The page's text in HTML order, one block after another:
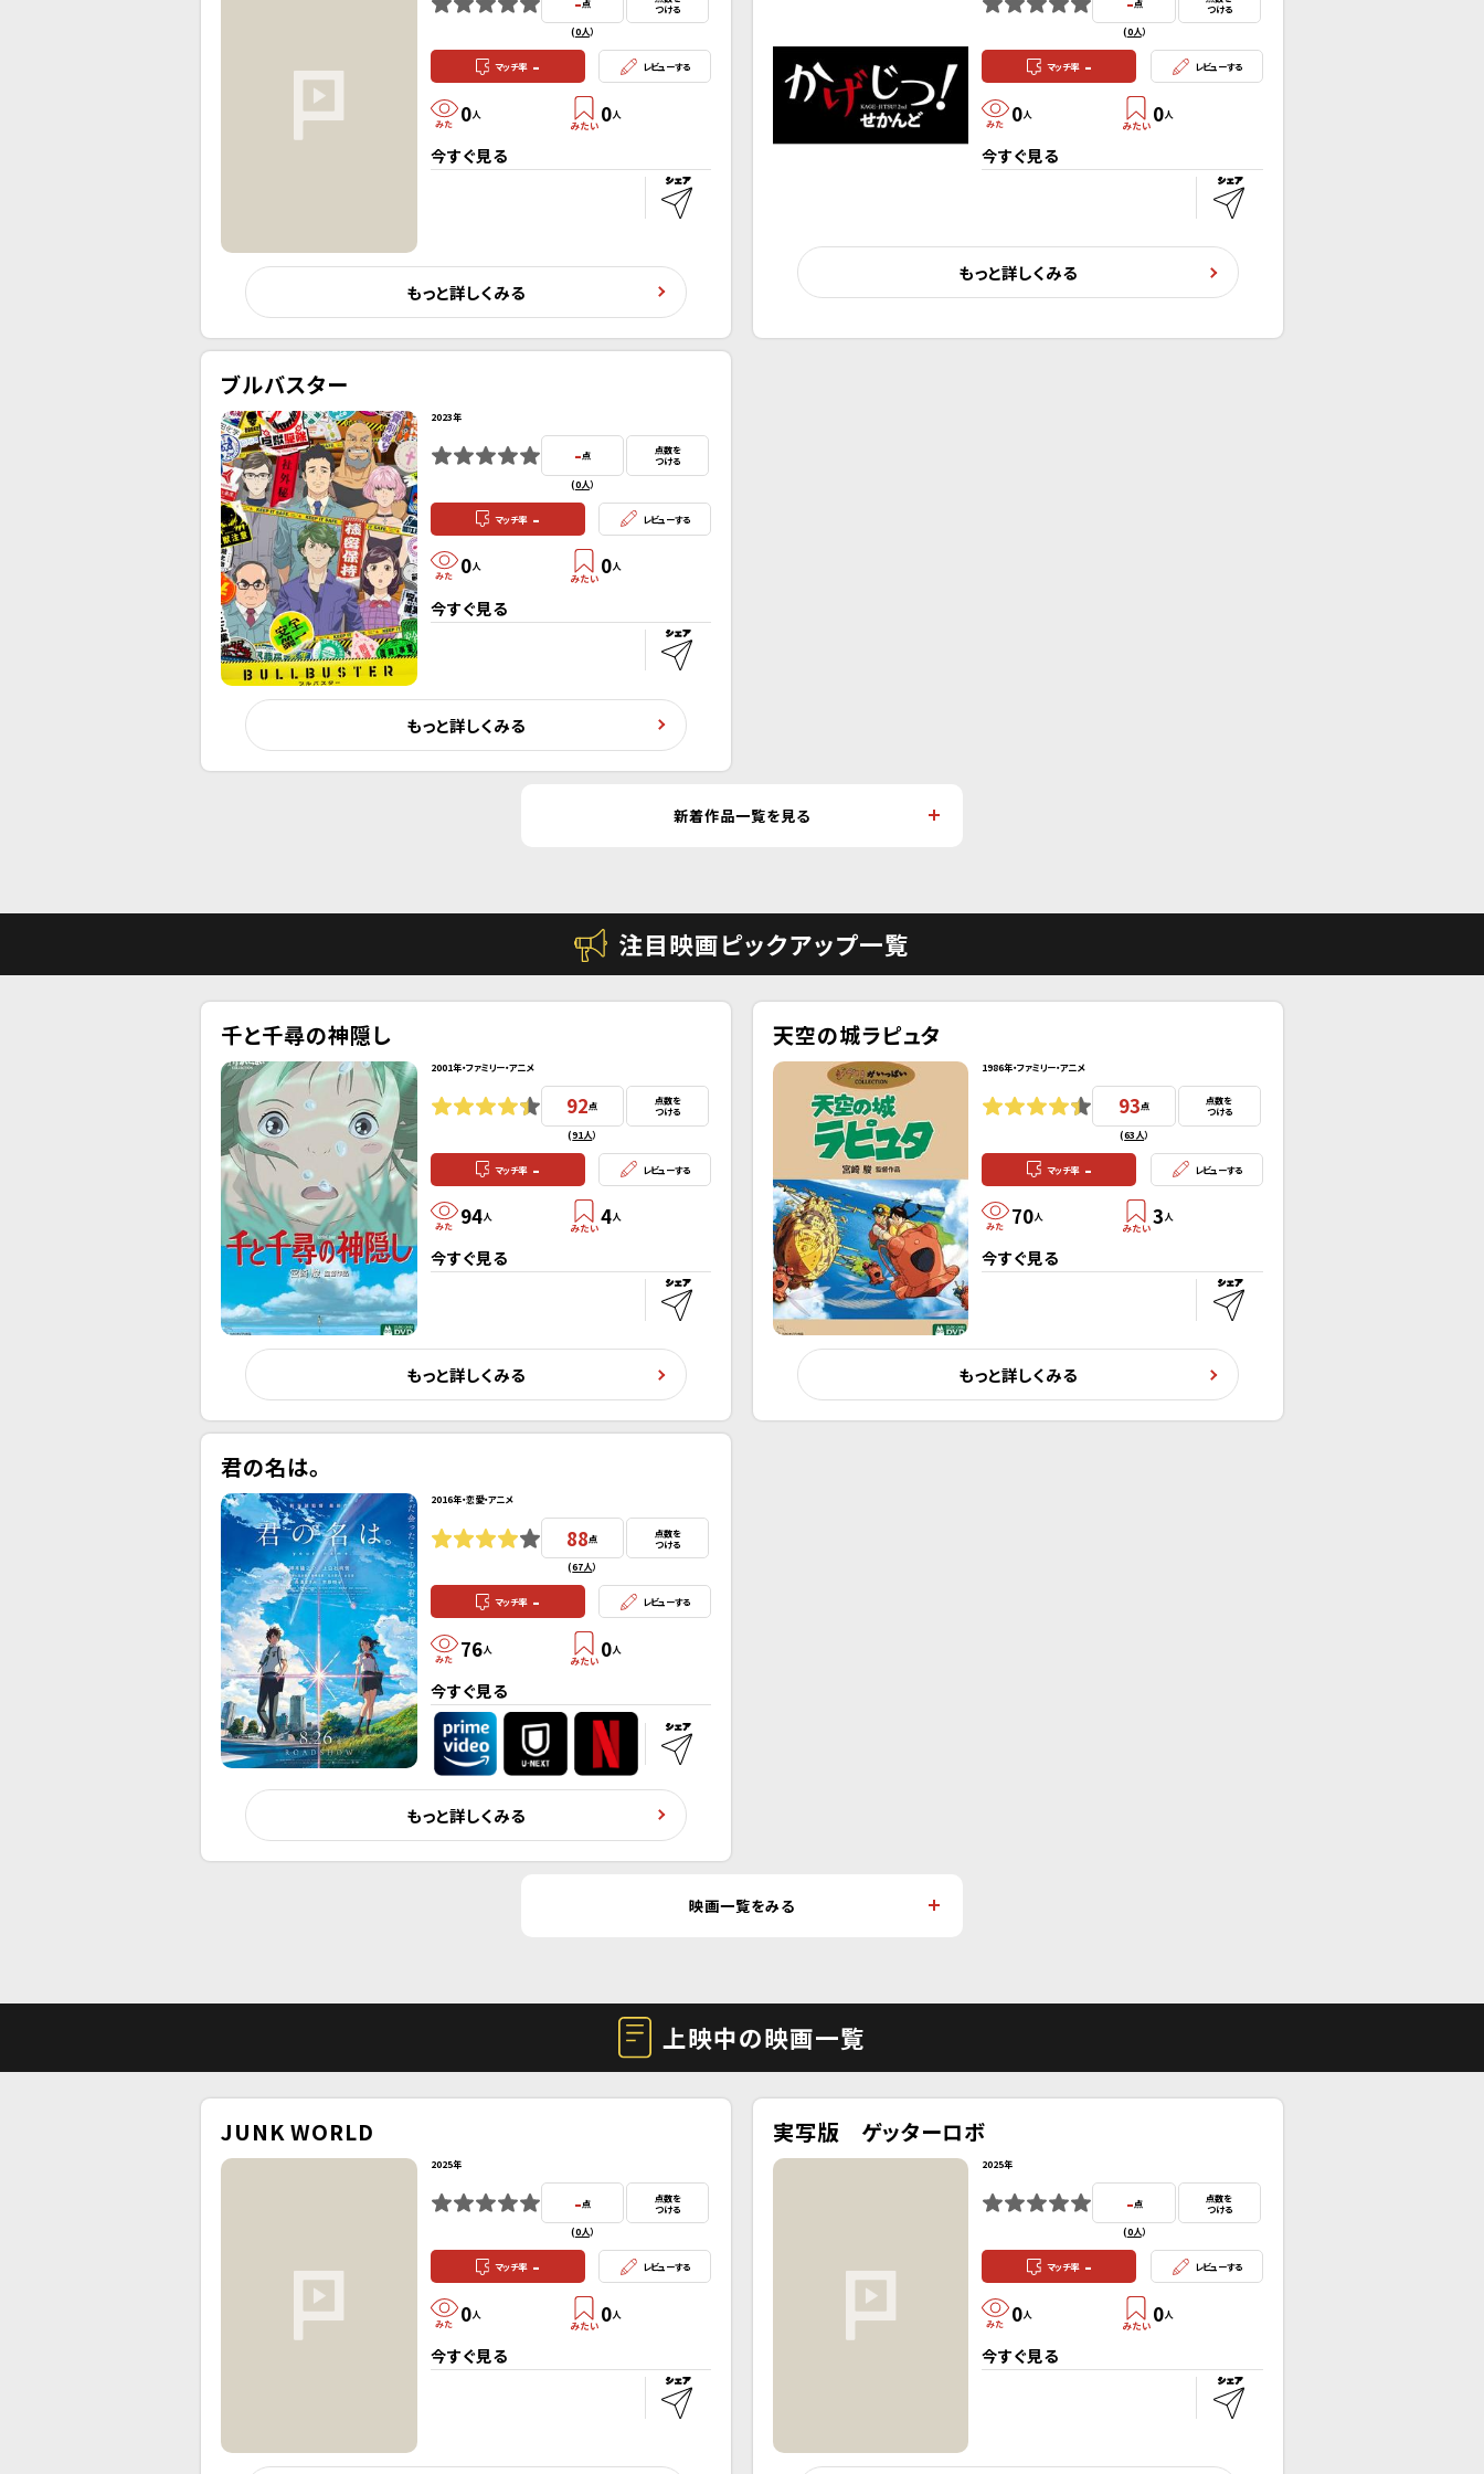
点
(0人）
つける
マッチ率 - レビューする
0人 0人
今すぐ見る
もっと詳しくみる
点
(0人）
つける
マッチ率 - レビューする
0人 0人
今すぐ見る
もっと詳しくみる
ブルバスター
2023年
-点
(0人）
点数を
つける
マッチ率 - レビューする
0人 0人
今すぐ見る
もっと詳しくみる
新着作品一覧を見る
注目映画ピックアップ一覧
千と千尋の神隠し
2001年・ファミリー・アニメ
92点
(91人）
点数を
つける
マッチ率 - レビューする
94人 4人
今すぐ見る
もっと詳しくみる
天空の城ラピュタ
1986年・ファミリー・アニメ
93点
(63人）
点数を
つける
マッチ率 - レビューする
70人 3 人
今すぐ見る
もっと詳しくみる
君の名は。
2016年・恋愛・アニメ
88点
(67人）
点数を
つける
マッチ率 - レビューする
76人 0人
今すぐ見る
もっと詳しくみる
映画一覧をみる
上映中の映画一覧
JUNK WORLD
2025年
-点
(0人）
点数を
つける
マッチ率 - レビューする
0人 0人
今すぐ見る
実写版 ゲッターロボ
2025年
-点
(0人）
点数を
つける
マッチ率 - レビューする
0人 0人
今すぐ見る